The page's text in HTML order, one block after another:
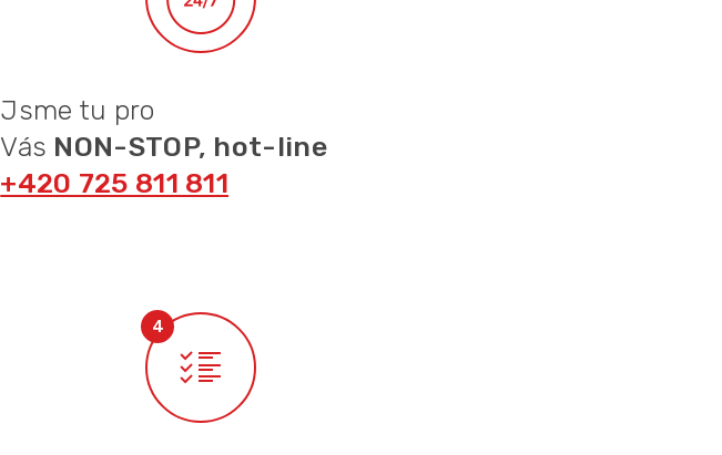
Jsme tu pro
Vás NON-STOP, hot-line
+420 725 811 811